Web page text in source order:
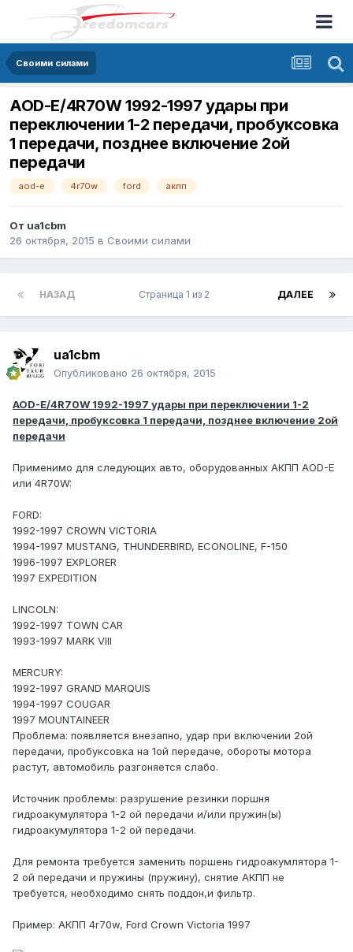
Своими силами
AOD-E/4R70W 1992-1997 удары при
переключении 1-2 передачи, пробуксовка
1 передачи, позднее включение 2ой
передачи
aod-e 4r70w ford акпп
От ua1cbm
26 октября, 2015 в Своими силами
НАЗАД ДАЛЕЕ
Страница 1 из 2
ua1cbm
Опубликовано 26 октября, 2015
AOD-E/4R70W 1992-1997 удары при переключении 1-2
передачи, пробуксовка 1 передачи, позднее включение 2ой
передачи
Применимо для следующих авто, оборудованных АКПП AOD-E
или 4R70W:
FORD:
1992-1997 CROWN VICTORIA
1994-1997 MUSTANG, THUNDERBIRD, ECONOLINE, F-150
1996-1997 EXPLORER
1997 EXPEDITION
LINCOLN:
1992-1997 TOWN CAR
1993-1997 MARK VIII
MERCURY:
1992-1997 GRAND MARQUIS
1994-1997 COUGAR
1997 MOUNTAINEER
Проблема: появляется внезапно, удар при включении 2ой
передачи, пробуксовка на 1ой передаче, обороты мотора
растут, автомобиль разгоняется слабо.
Источник проблемы: разрушение резинки поршня
гидроакумулятора 1-2 ой передачи и/или пружин(ы)
гидроакумулятора 1-2 ой передачи.
Для ремонта требуется заменить поршень гидроакумлятора 1-
2 ой передачи и пружины (пружину), снятие АКПП не
требуется, необходимо снять поддон,и фильтр.
Пример: АКПП 4r70w, Ford Crown Victoria 1997